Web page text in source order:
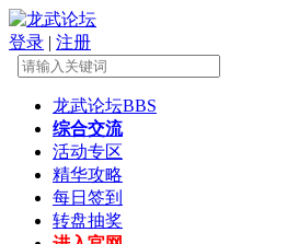
登录 | 注册
龙武论坛BBS
综合交流
活动专区
精华攻略
每日签到
转盘抽奖